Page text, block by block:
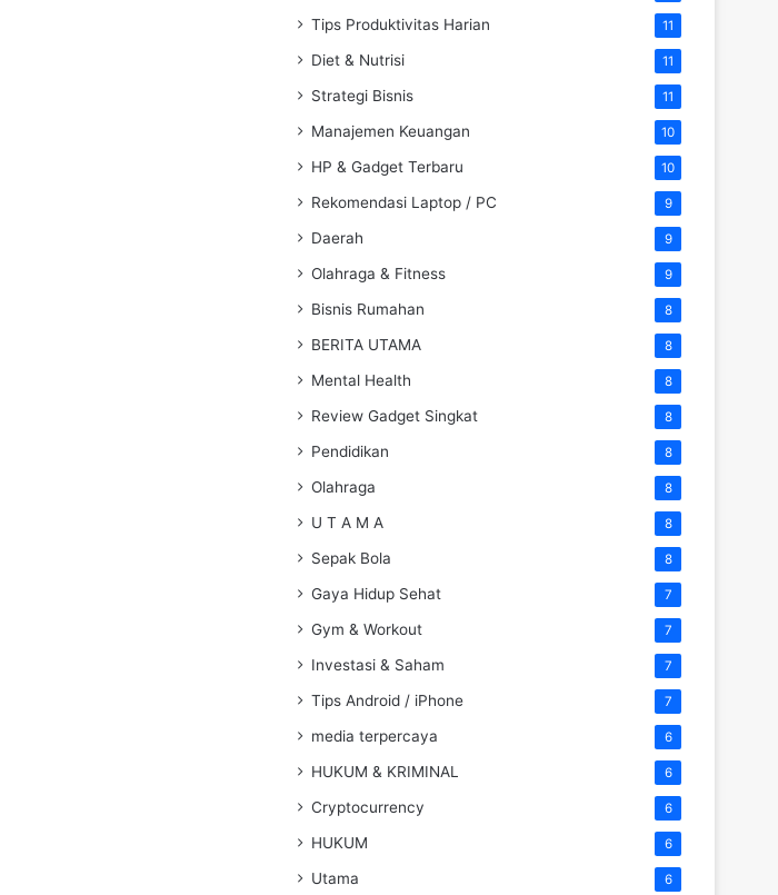
Tips Produktivitas Harian 11
Diet & Nutrisi 11
Strategi Bisnis 11
Manajemen Keuangan 10
HP & Gadget Terbaru 10
Rekomendasi Laptop / PC 9
Daerah 9
Olahraga & Fitness 9
Bisnis Rumahan 8
BERITA UTAMA 8
Mental Health 8
Review Gadget Singkat 8
Pendidikan 8
Olahraga 8
U T A M A 8
Sepak Bola 8
Gaya Hidup Sehat 7
Gym & Workout 7
Investasi & Saham 7
Tips Android / iPhone 7
media terpercaya 6
HUKUM & KRIMINAL 6
Cryptocurrency 6
HUKUM 6
Utama 6